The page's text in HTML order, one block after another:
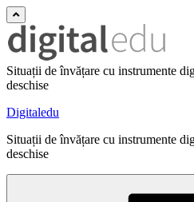
Situații de învățare cu instrumente
deschise
Digitaledu
Situații de învățare cu instrumente
deschise